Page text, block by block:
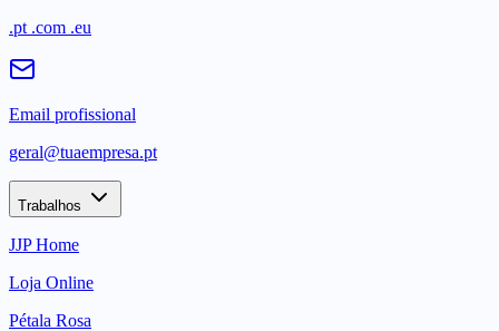
.pt .com .eu
Email profissional
geral@tuaempresa.pt
Trabalhos
JJP Home
Loja Online
Pétala Rosa